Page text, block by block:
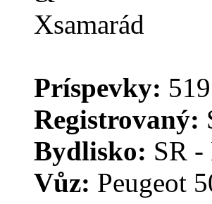
Príspevky:
Registrovaný:
Bydlisko: SR -
Vůz: Peugeot